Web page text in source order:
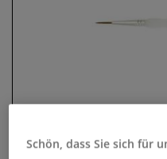
Schön, dass Sie sich für